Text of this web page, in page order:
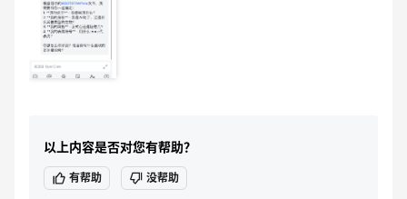
以上内容是否对您有帮助？
有帮助 没帮助